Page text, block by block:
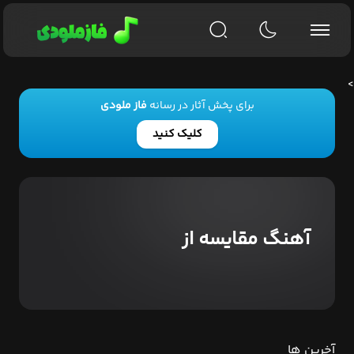
برای پخش آثار در رسانهفاز ملودی
کلیک کنید
آهنگ مقایسه از
>